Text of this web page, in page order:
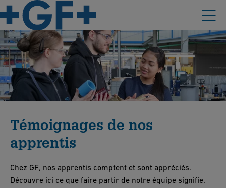
Témoignages de nos
apprentis
Chez GF, nos apprentis comptent et sont appréciés.
Découvre ici ce que faire partir de notre équipe signifie.